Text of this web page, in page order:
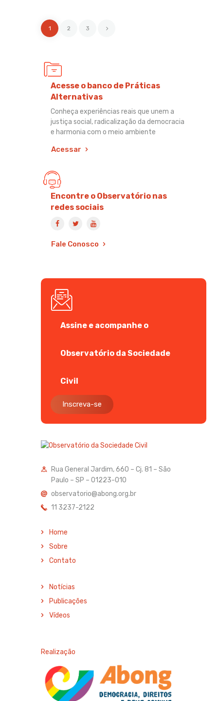
1 2 3
>
Acesse o banco de Práticas
Alternativas
Conheça experiências reais que unem a
justiça social, radicalização da democracia
e harmonia com o meio ambiente
Acessar
Encontre o Observatório nas
redes sociais
Fale Conosco
Assine e acompanhe o
Observatório da Sociedade
Civil
Inscreva-se
Rua General Jardim, 660 – Cj. 81 – São
Paulo – SP – 01223-010
observatorio@abong.org.br
11 3237-2122
Home
Sobre
Contato
Notícias
Publicações
Vídeos
Realização